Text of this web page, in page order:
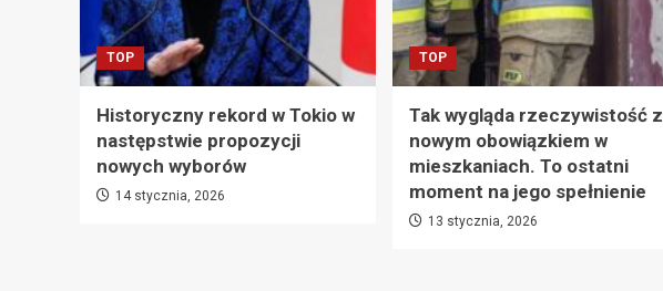
TOP
Historyczny rekord w Tokio w
następstwie propozycji
nowych wyborów
14 stycznia, 2026
TOP
Tak wygląda rzeczywistość z
nowym obowiązkiem w
mieszkaniach. To ostatni
moment na jego spełnienie
13 stycznia, 2026